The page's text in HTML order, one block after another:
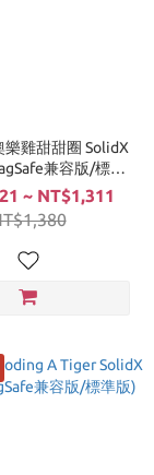
樂雞甜甜圈 SolidX
兼容版/標準
~ NT$1,311